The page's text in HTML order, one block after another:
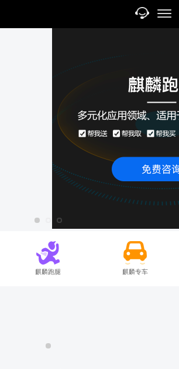
麒麟跑腿 麒麟专车